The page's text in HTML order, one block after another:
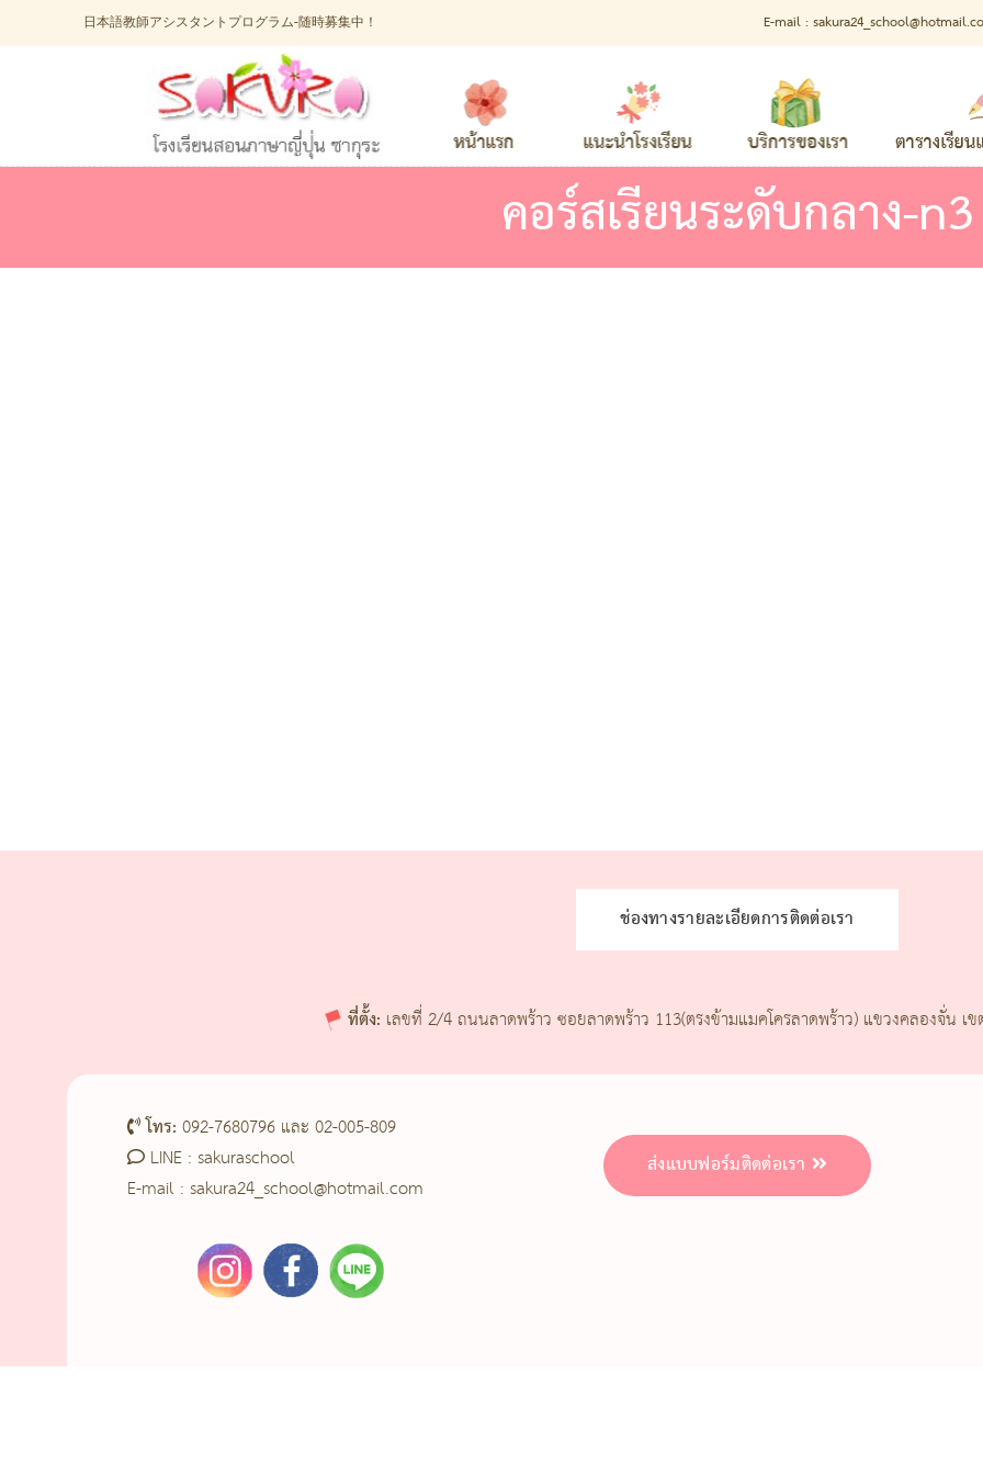
日本語教師アシスタントプログラム-随時募集中！ E-mail :
คอร์สเรียนระดับกลาง-n3
ช่องทางรายละเอียดการติดต่อเรา
ที่ตั้ง: เลขที่ 2/4 ถนนลาดพร้าว ซอยลาดพร้าว 113(ตรงข้ามแมคโครลาดพร้าว) แขวงคลองจั่น เ
โทร: 092-7680796 และ 02-005-809
LINE : sakuraschool
E-mail : sakura24_school@hotmail.com
ส่งแบบฟอร์มติดต่อเรา